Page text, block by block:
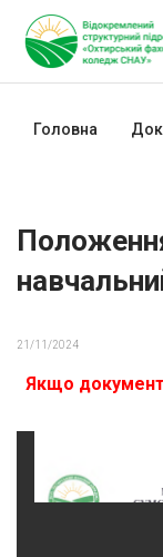
content
Головна
21/11/2024
Якщо